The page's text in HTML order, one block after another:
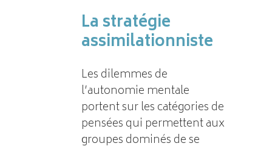
La stratégie
assimilationniste
Les dilemmes de
l’autonomie mentale
portent sur les catégories de
pensées qui permettent aux
groupes dominés de se